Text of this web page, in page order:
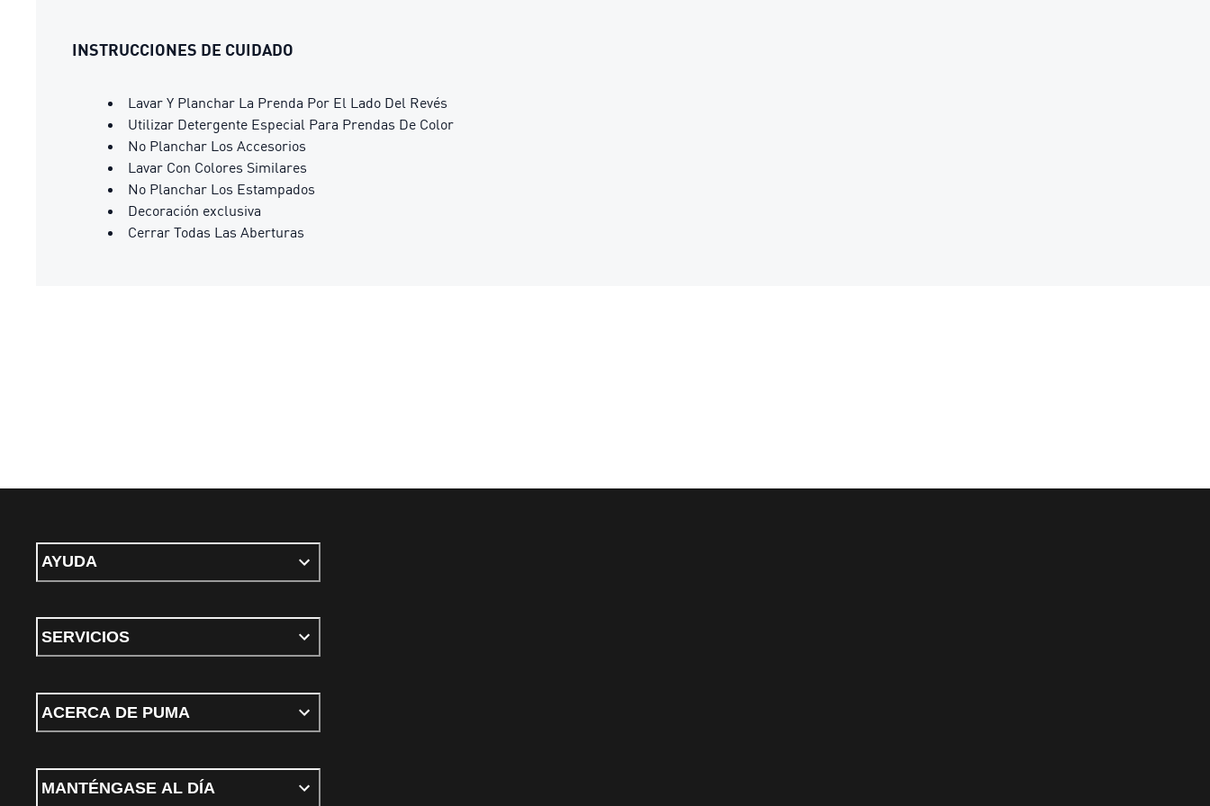
INSTRUCCIONES DE CUIDADO
Lavar Y Planchar La Prenda Por El Lado Del Revés
Utilizar Detergente Especial Para Prendas De Color
No Planchar Los Accesorios
Lavar Con Colores Similares
No Planchar Los Estampados
Decoración exclusiva
Cerrar Todas Las Aberturas
AYUDA
SERVICIOS
ACERCA DE PUMA
MANTÉNGASE AL DÍA